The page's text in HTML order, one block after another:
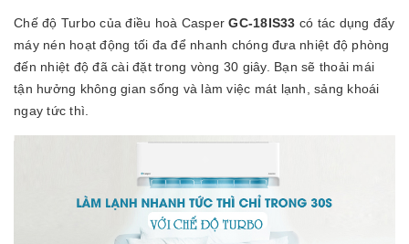
Chế độ Turbo của điều hoà CasperGC-18IS33 có tác dụng đẩy
máy nén hoạt động tối đa để nhanh chóng đưa nhiệt độ phòng
đến nhiệt độ đã cài đặt trong vòng 30 giây. Bạn sẽ thoải mái
tận hưởng không gian sống và làm việc mát lạnh, sảng khoái
ngay tức thì.